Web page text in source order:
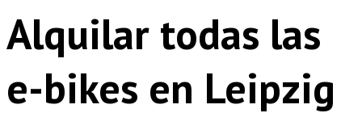
Alquilar todas las
e-bikes en Leipzig